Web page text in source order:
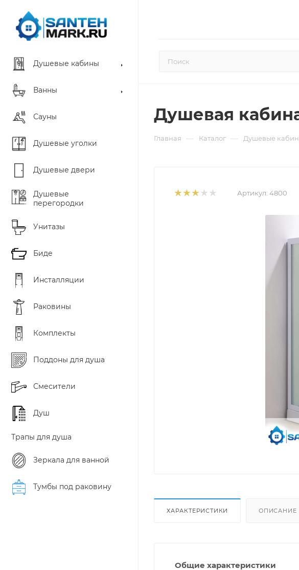
Душевые кабины
Ванны
Сауны
Душевые уголки
Душевые двери
Душевые
перегородки
Унитазы
Биде
Инсталляции
Раковины
Комплекты
Поддоны для душа
Смесители
Душ
Трапы для душа
Зеркала для ванной
Тумбы под раковину
Душевая
Главная — Каталог — Душевые
Артикул: 4800
ХАРАКТЕРИСТИКИ ОПИСАНИЕ
Общие характеристики